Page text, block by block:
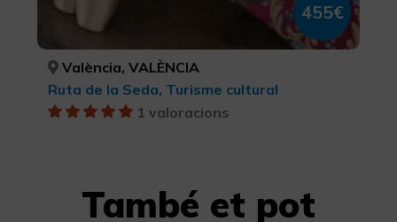
455€
València, VALÈNCIA
Ruta de la Seda, Turisme cultural
1 valoracions
També et pot